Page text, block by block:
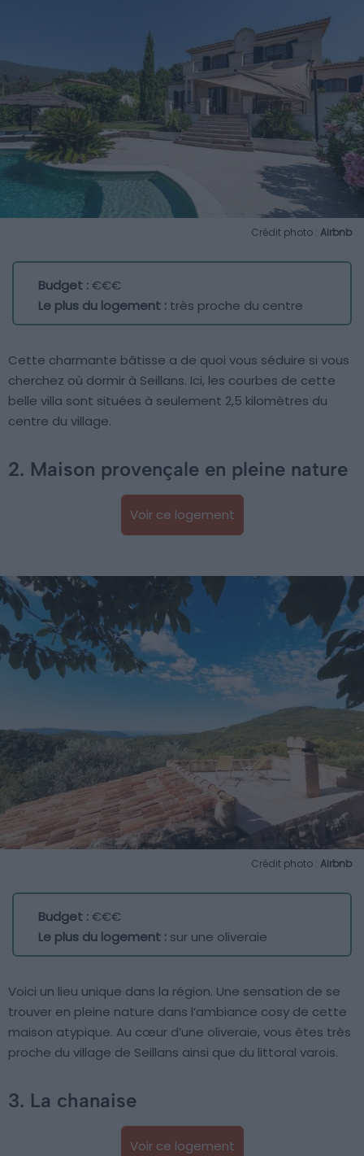
Crédit photo : Airbnb
Budget :€€€
Le plus du logement : très proche du centre
Cette charmante bâtisse a de quoi vous séduire si vous
cherchez où dormir à Seillans. Ici, les courbes de cette
belle villa sont situées à seulement 2,5 kilomètres du
centre du village.
2. Maison provençale en pleine nature
Voir ce logement
Crédit photo : Airbnb
Budget :€€€
Le plus du logement : sur une oliveraie
Voici un lieu unique dans la région. Une sensation de se
trouver en pleine nature dans l’ambiance cosy de cette
maison atypique. Au cœur d’une oliveraie, vous êtes très
proche du village de Seillans ainsi que du littoral varois.
3. La chanaise
Voir ce logement